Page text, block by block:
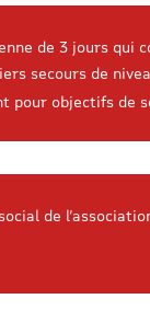
de 3 jours
secours de
pour objectifs de
de